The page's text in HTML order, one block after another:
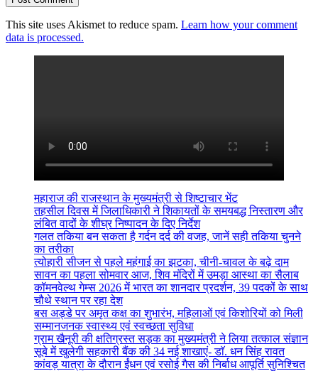
This site uses Akismet to reduce spam. Learn how your comment
data is processed.
महाराज की राजस्थान के मुख्यमंत्री से शिष्टाचार भेंट
तहसील दिवस में जिलाधिकारी ने शिकायतों के समयबद्ध निस्तारण और
लंबित वादों के शीघ्र निष्पादन के दिए निर्देश
गलत तकिया बन सकता है गर्दन दर्द की वजह, जानें सही तकिया चुनने
का तरीका
त्योहारी सीजन से पहले महंगाई का झटका, चीनी-चावल के बढ़े दाम
सावन का पहला सोमवार आज, शिव मंदिरों में उमड़ा आस्था का सैलाब
कॉमनवेल्थ गेम्स 2026 में भारत का शानदार प्रदर्शन, 39 पदकों के साथ
चौथे स्थान पर रहा देश
बस अड्डे पर अमृत कक्ष का शुभारंभ, महिलाओं एवं किशोरियों को मिली
सम्मानजनक स्वास्थ्य एवं स्वच्छता सुविधा
ग्राम खैनूरी की क्षतिग्रस्त सड़क का मुख्यमंत्री ने लिया तत्काल संज्ञान
सूबे में खुलेगी सहकारी बैंक की 34 नई शाखाएं- डाॅ. धन सिंह रावत
कांवड़ यात्रा के दौरान ईंधन एवं रसोई गैस की निर्बाध आपूर्ति सुनिश्चित